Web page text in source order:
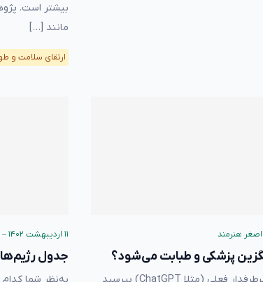
بیشتر است.
مانند […]
ارتقای سلامت و
هنرمند
پزشکی و طبابت می‌شود؟
۱۱ اردیبهشت ۱۴۰۲ – ۱۰:۵۵
جدول